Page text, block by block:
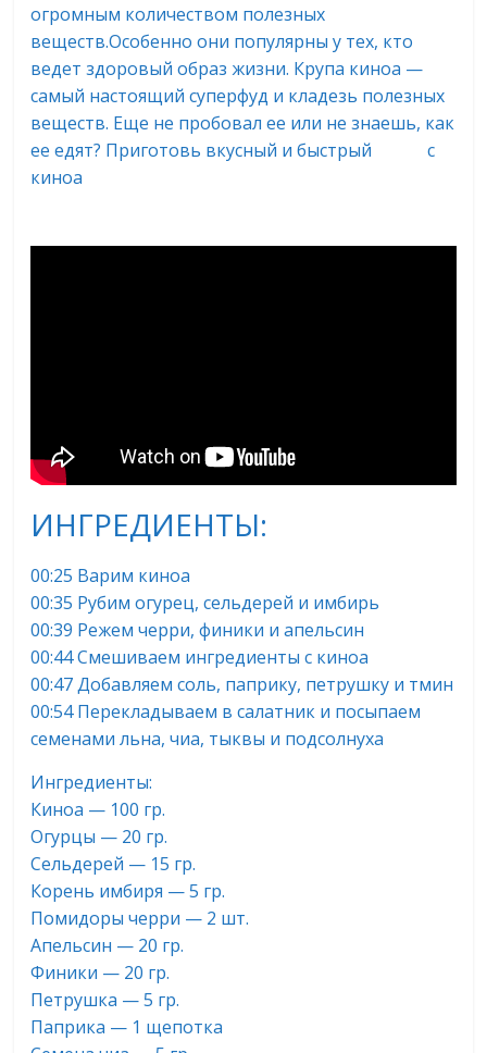
огромным количеством полезных
веществ.Особенно они популярны у тех, кто
ведет здоровый образ жизни. Крупа киноа —
самый настоящий суперфуд и кладезь полезных
веществ. Еще не пробовал ее или не знаешь, как
ее едят? Приготовь вкусный и быстрый
с
киноа
ИНГРЕДИЕНТЫ:
00:25 Варим киноа
00:35 Рубим огурец, сельдерей и имбирь
00:39 Режем черри, финики и апельсин
00:44 Смешиваем ингредиенты с киноа
00:47 Добавляем соль, паприку, петрушку и тмин
00:54 Перекладываем в салатник и посыпаем
семенами льна, чиа, тыквы и подсолнуха
Ингредиенты:
Киноа — 100 гр.
Огурцы — 20 гр.
Сельдерей — 15 гр.
Корень имбиря — 5 гр.
Помидоры черри — 2 шт.
Апельсин — 20 гр.
Финики — 20 гр.
Петрушка — 5 гр.
Паприка — 1 щепотка